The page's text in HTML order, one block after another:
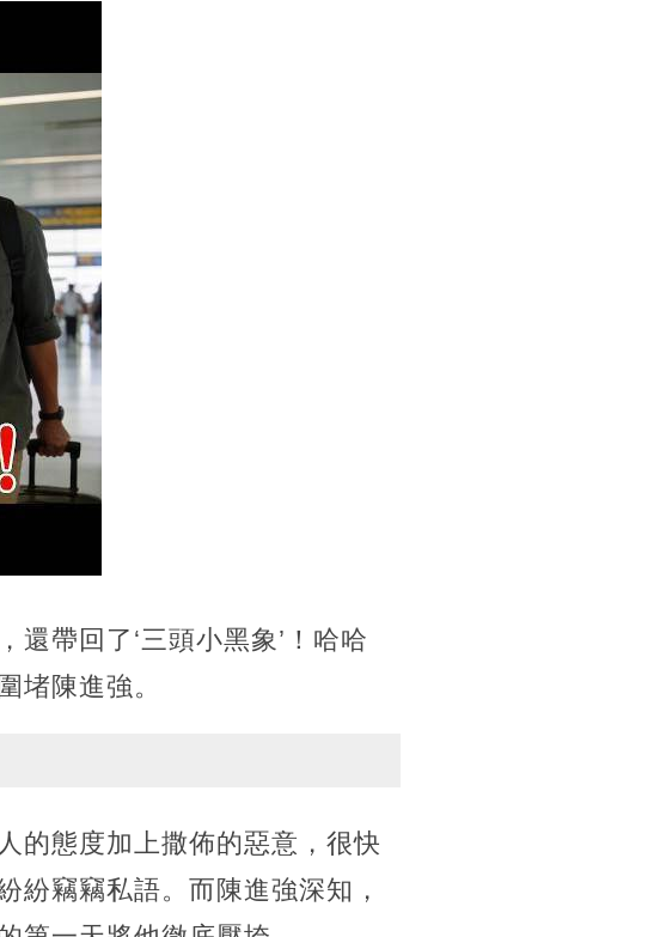
還帶回了‘三頭小黑象’！哈哈
堵陳進強。
的態度加上撒佈的惡意，很快
紛竊竊私語。而陳進強深知，